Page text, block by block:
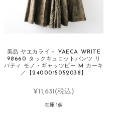
美品 ヤエカライト YAECA WRITE
98660 タックキュロットパンツ リ
バティ モノ・ギャッツビー M カーキ
／【2400015052038】
¥11,631(税込)
在庫 1個